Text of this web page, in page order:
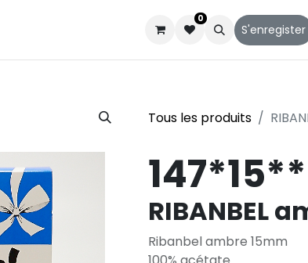
Qui sommes-nous
0
S'enregister
Tous les produits
RIBANBEL
Ribanbel ambre 15mm